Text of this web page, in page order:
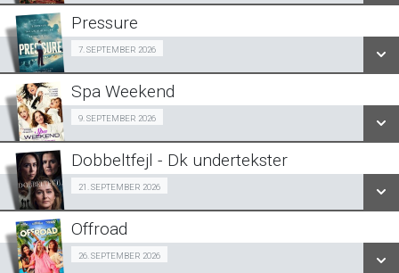
LÆS MERE
SE ALLE DAGE
LÆS MERE
Pressure
7. SEPTEMBER 2026Halv-pris event 07/09
SE ALLE DAGE
LÆS MERE
Spa Weekend
9. SEPTEMBER 2026Girls Night Out 09/09
SE ALLE DAGE
LÆS MERE
Dobbeltfejl - Dk undertekster
21. SEPTEMBER 2026Forpremiere 21/09
SE ALLE DAGE
Offroad
26. SEPTEMBER 2026Snigpremiere 26/09